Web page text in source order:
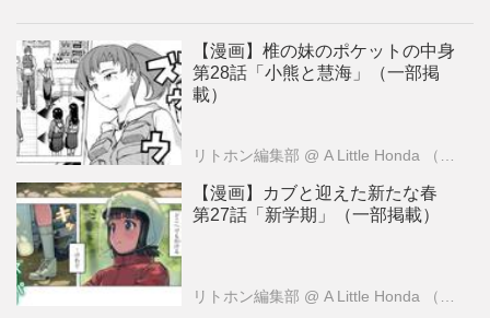
【漫画】椎の妹のポケットの中身
第28話「小熊と慧海」（一部掲
載）
リトホン編集部 @ A Little Honda （ア・リトル・ホンダ）編集部
【漫画】カブと迎えた新たな春
第27話「新学期」（一部掲載）
リトホン編集部 @ A Little Honda （ア・リトル・ホンダ）編集部